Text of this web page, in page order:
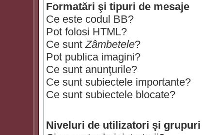
Formatări şi tipuri de mesaje
Ce este codul BB?
Pot folosi HTML?
Ce suntZâmbetele?
Pot publica imagini?
Ce sunt anunţurile?
Ce sunt subiectele importante?
Ce sunt subiectele blocate?
Niveluri de utilizatori şi grupuri